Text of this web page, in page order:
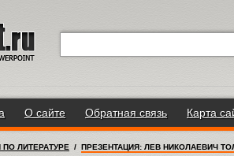
О сайте Обратная связь Карта
ПО ЛИТЕРАТУРЕ / ПРЕЗЕНТАЦИЯ: ЛЕВ НИКОЛАЕВИЧ